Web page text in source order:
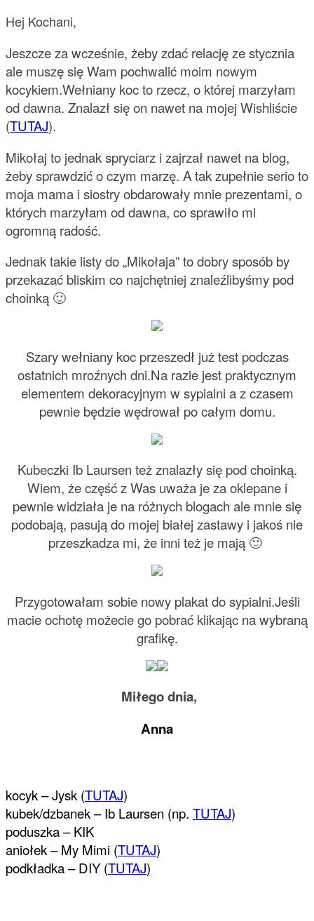
Hej Kochani,
Jeszcze za wcześnie, żeby zdać relację ze stycznia
ale muszę się Wam pochwalić moim nowym
kocykiem.Wełniany koc to rzecz, o której marzyłam
od dawna. Znalazł się on nawet na mojej Wishliście
(TUTAJ).
Mikołaj to jednak spryciarz i zajrzał nawet na blog,
żeby sprawdzić o czym marzę. A tak zupełnie serio to
moja mama i siostry obdarowały mnie prezentami, o
których marzyłam od dawna, co sprawiło mi
ogromną radość.
Jednak takie listy do „Mikołaja” to dobry sposób by
przekazać bliskim co najchętniej znaleźlibyśmy pod
choinką 🙂
Szary wełniany koc przeszedł już test podczas
ostatnich mroźnych dni.Na razie jest praktycznym
elementem dekoracyjnym w sypialni a z czasem
pewnie będzie wędrował po całym domu.
Kubeczki Ib Laursen też znalazły się pod choinką.
Wiem, że część z Was uważa je za oklepane i
pewnie widziała je na różnych blogach ale mnie się
podobają, pasują do mojej białej zastawy i jakoś nie
przeszkadza mi, że inni też je mają 🙂
Przygotowałam sobie nowy plakat do sypialni.Jeśli
macie ochotę możecie go pobrać klikając na wybraną
grafikę.
Miłego dnia,
Anna
kocyk – Jysk (TUTAJ)
kubek/dzbanek – Ib Laursen (np. TUTAJ)
poduszka – KIK
aniołek – My Mimi (TUTAJ)
podkładka – DIY (TUTAJ)